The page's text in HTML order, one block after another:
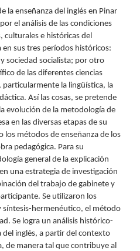
la enseñanza del inglés en Pinar
el análisis de las condiciones
culturales e históricas del
sus tres períodos históricos:
sociedad socialista; por otro
de las diferentes ciencias
particularmente la lingüística, la
Así las cosas, se pretende
evolución de la metodología de
en las diversas etapas de su
métodos de enseñanza de los
pedagógica. Para su
general de la explicación
una estrategia de investigación
del trabajo de gabinete y
Se utilizaron los
hermenéutico, el método
Se logra un análisis histórico-
del inglés, a partir del contexto
de manera tal que contribuye al